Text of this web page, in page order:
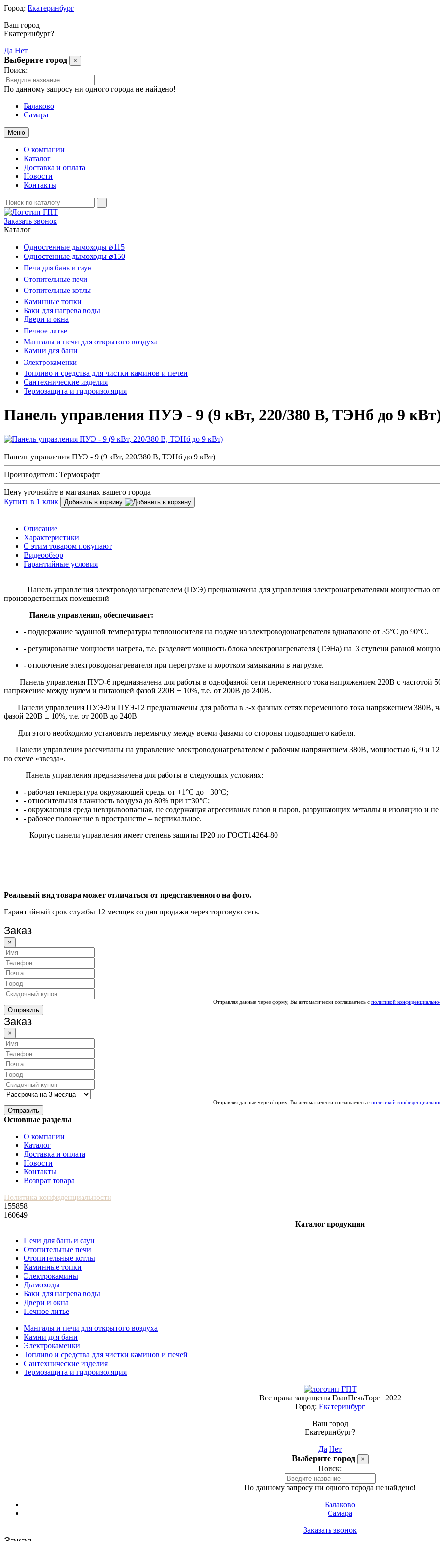
Город: Екатеринбург
Ваш город
Екатеринбург?
Да Нет
Выберите город ×
Поиск:
По данному запросу ни одного города не найдено!
Балаково
Самара
Меню
О компании
Каталог
Доставка и оплата
Новости
Контакты
Заказать звонок
Каталог
Одностенные дымоходы ⌀115
Одностенные дымоходы ⌀150
Печи для бань и саун
Отопительные печи
Отопительные котлы
Каминные топки
Баки для нагрева воды
Двери и окна
Печное литье
Мангалы и печи для открытого воздуха
Камни для бани
Электрокаменки
Топливо и средства для чистки каминов и печей
Сантехнические изделия
Термозащита и гидроизоляция
Панель управления ПУЭ - 9 (9 кВт, 220/380 В, ТЭНб до 9
Панель управления ПУЭ - 9 (9 кВт, 220/380 В, ТЭНб до 9 кВт)
Производитель: Термокрафт
Цену уточняйте в магазинах вашего города
Купить в 1 клик
Добавить в корзину
Описание
Характеристики
С этим товаром покупают
Видеообзор
Гарантийные условия
Панель управления электроводонагревателем (ПУЭ) предназначена для управления электронагревателями мощностью
производственных помещений.
Панель управления, обеспечивает:
- поддержание заданной температуры теплоносителя на подаче из электроводонагревателя вдиапазоне от 35°С до 90°С.
- регулирование мощности нагрева, т.е. разделяет мощность блока электронагревателя (ТЭНа) на 3 ступени равной
- отключение электроводонагревателя при перегрузке и коротком замыкании в нагрузке.
Панель управления ПУЭ-6 предназначена для работы в однофазной сети переменного тока напряжением 220В с частотой
напряжение между нулем и питающей фазой 220В ± 10%, т.е. от 200В до 240В.
Панели управления ПУЭ-9 и ПУЭ-12 предназначены для работы в 3-х фазных сетях переменного тока напряжением 380В,
фазой 220В ± 10%, т.е. от 200В до 240В.
Для этого необходимо установить перемычку между всеми фазами со стороны подводящего кабеля.
Панели управления рассчитаны на управление электроводонагревателем с рабочим напряжением 380В, мощностью 6, 9
по схеме «звезда».
Панель управления предназначена для работы в следующих условиях:
- рабочая температура окружающей среды от +1°С до +30°С;
- относительная влажность воздуха до 80% при t=30°С;
- окружающая среда невзрывоопасная, не содержащая агрессивных газов и паров, разрушающих металлы и изоляцию и
- рабочее положение в пространстве – вертикальное.
Корпус панели управления имеет степень защиты IP20 по ГОСТ14264-80
Реальный вид товара может отличаться от представленного на фото.
Гарантийный срок службы 12 месяцев со дня продажи через торговую сеть.
Заказ
×
Отправляя данные через форму, Вы автоматически соглашаетесь с политикой
Отправить
Заказ
×
Отправляя данные через форму, Вы автоматически соглашаетесь с политикой
Отправить
Основные разделы
О компании
Каталог
Доставка и оплата
Новости
Контакты
Возврат товара
Политика конфиденциальности
155858
160649
Каталог продукции
Печи для бань и саун
Отопительные печи
Отопительные котлы
Каминные топки
Электрокамины
Дымоходы
Баки для нагрева воды
Двери и окна
Печное литье
Мангалы и печи для открытого воздуха
Камни для бани
Электрокаменки
Топливо и средства для чистки каминов и печей
Сантехнические изделия
Термозащита и гидроизоляция
Все права защищены ГлавПечьТорг | 2022
Город: Екатеринбург
Ваш город
Екатеринбург?
Да Нет
Выберите город ×
Поиск:
По данному запросу ни одного города не найдено!
Балаково
Самара
Заказать звонок